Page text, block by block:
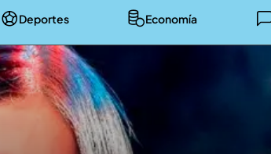
Deportes Economía